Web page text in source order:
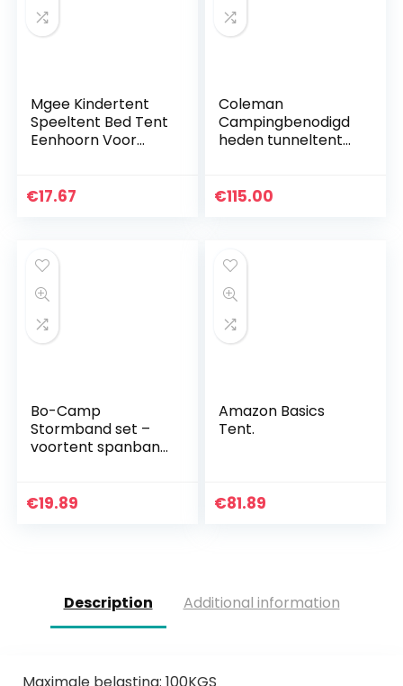
Mgee Kindertent
Speeltent Bed Tent
Eenhoorn Voor
Indoor Pop-Up
€17.67
Coleman
Campingbenodigd
heden tunneltent
€115.00
Bo-Camp
Stormband set –
voortent spanband
caravan camping
€19.89
Amazon Basics
Tent.
€81.89
Description Additional information
Maximale belasting: 100KGS